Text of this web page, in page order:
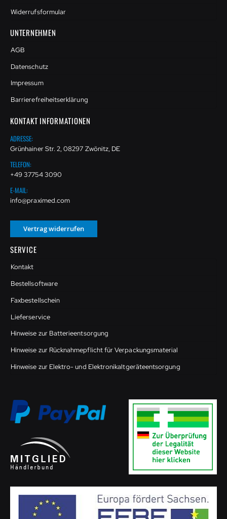
Widerrufsformular
UNTERNEHMEN
AGB
Datenschutz
Impressum
Barrierefreiheitserklärung
KONTAKT INFORMATIONEN
ADRESSE:
Grünhainer Str. 2, 08297 Zwönitz, DE
TELEFON:
+49 37754 3090
E-MAIL:
info@praximed.com
Vertrag widerrufen
SERVICE
Kontakt
Bestellsoftware
Faxbestellschein
Lieferservice
Hinweise zur Batterieentsorgung
Hinweise zur Rücknahmepflicht für Verpackungsmaterial
Hinweise zur Elektro- und Elektronikaltgeräteentsorgung